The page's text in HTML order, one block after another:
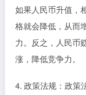
如果人民币升值，
格就会降低，从而
力。反之，人民币
涨，降低竞争力。
4. 政策法规：政策